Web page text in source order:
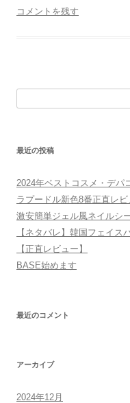
コメントを残す
最近の投稿
2024年ベストコスメ・デパ
ラプードル新色8番正直レビ
激安簡単ジェル風ネイルシ
【ネタバレ】韓国フェイス
【正直レビュー】
BASE始めます
最近のコメント
アーカイブ
2024年12月